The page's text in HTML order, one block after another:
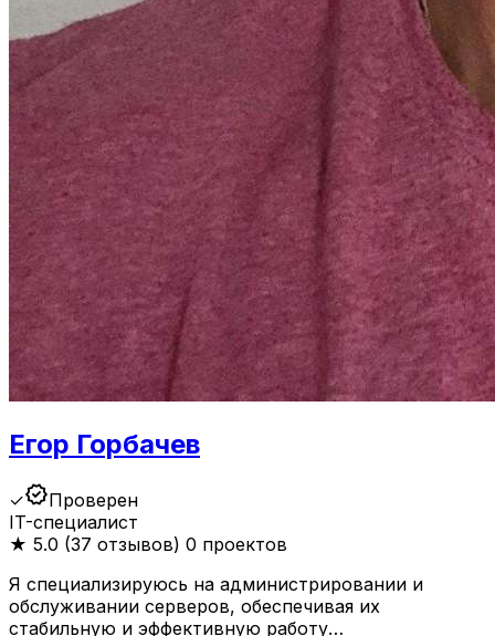
Егор Горбачев
✓verifiedПроверен
IT-специалист
★ 5.0 (37 отзывов) 0 проектов
Я специализируюсь на администрировании и
обслуживании серверов, обеспечивая их
стабильную и эффективную работу…